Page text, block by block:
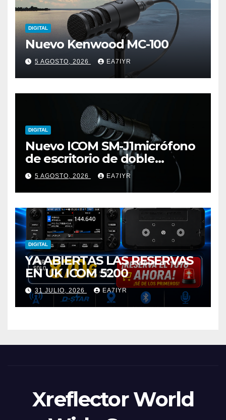
DIGITAL
Nuevo Kenwood MC-100
5 AGOSTO, 2026 EA7IYR
DIGITAL
Nuevo ICOM SM-J1micrófono
de escritorio de doble
elemento premium
5 AGOSTO, 2026 EA7IYR
DIGITAL
YA ABIERTAS LAS RESERVAS
EN UK ICOM 5200
31 JULIO, 2026 EA7IYR
Xreflector World